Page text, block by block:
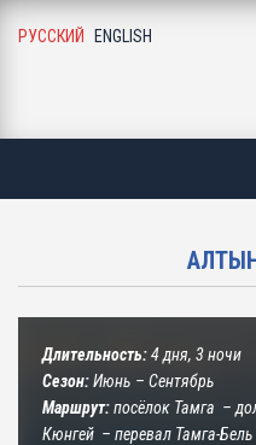
РУССКИЙ ENGLISH
ГАЛЕРЕЯ
И НОВОСТИ
Длительность:4 дня, 3 ночи
Сезон:Июнь – Сентябрь
Маршрут:посёлок Тамга –
Кюнгей – перевал Тамга-